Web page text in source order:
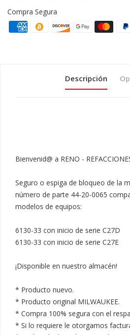
Compra Segura
Descripción
Bienvenid@ a RENO -
Seguro o espiga de bloqueo de la
número de parte 44-20-0065
modelos de equipos:
6130-33 con inicio de serie C27D
6130-33 con inicio de serie C27E
¡Disponible en nuestro almacén!
* Producto nuevo.
* Producto original MILWAUKEE.
* Compra 100% segura con el
* Si lo requiere le otorgamos